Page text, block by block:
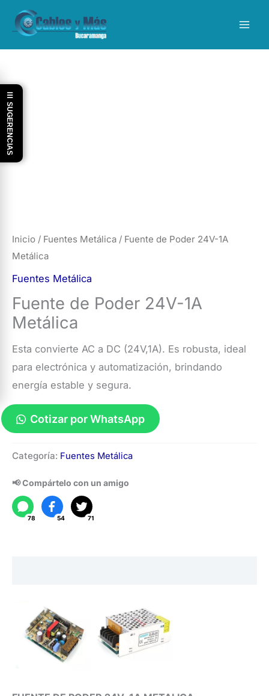
Inicio / Fuentes Metálica / Fuente de Poder 24V-1A
Metálica
Fuentes Metálica
Fuente de Poder 24V-1A
Metálica
Esta convierte AC a DC (24V,1A). Es robusta, ideal
para electrónica y automatización, brindando
energía estable y segura.
Cotizar por WhatsApp
de
Poder
24V-
1A
Categoría: Fuentes Metálica
📢 Compártelo con un amigo
78 54 71
☰ SUGERENCIAS